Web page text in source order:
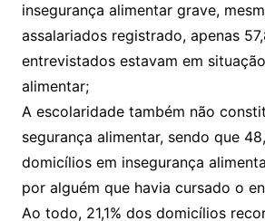
insegurança alimentar grave,
assalariados registrado, apenas
entrevistados estavam em
alimentar;
A escolaridade também não
segurança alimentar, sendo que
domicílios em insegurança
por alguém que havia cursado o
Ao todo, 21,1% dos domicílios